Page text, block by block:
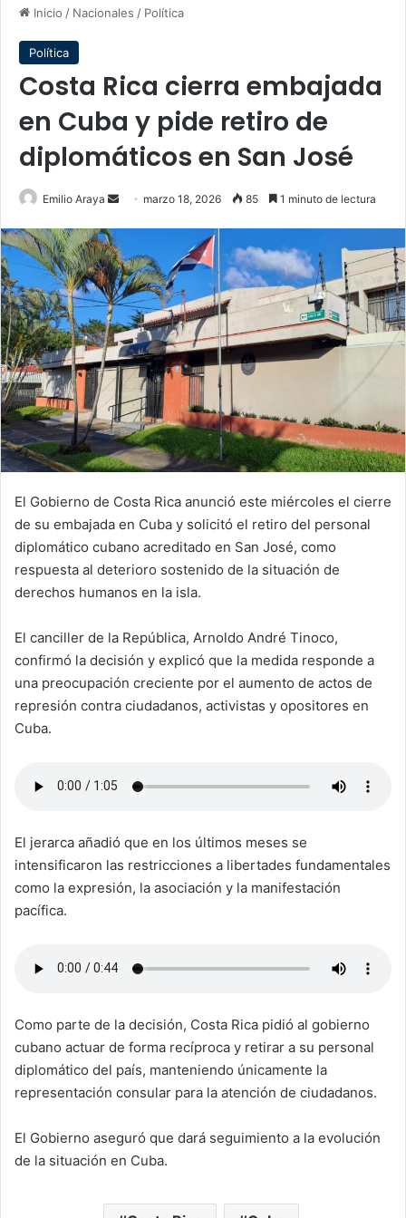
Inicio / Nacionales / Política
Política
Costa Rica cierra embajada
en Cuba y pide retiro de
diplomáticos en San José
Emilio Araya
Send
email
marzo 18, 2026 85 1 minuto de lectura
El Gobierno de Costa Rica anunció este miércoles el cierre
de su embajada en Cuba y solicitó el retiro del personal
diplomático cubano acreditado en San José, como
respuesta al deterioro sostenido de la situación de
derechos humanos en la isla.
El canciller de la República, Arnoldo André Tinoco,
confirmó la decisión y explicó que la medida responde a
una preocupación creciente por el aumento de actos de
represión contra ciudadanos, activistas y opositores en
Cuba.
El jerarca añadió que en los últimos meses se
intensificaron las restricciones a libertades fundamentales
como la expresión, la asociación y la manifestación
pacífica.
Como parte de la decisión, Costa Rica pidió al gobierno
cubano actuar de forma recíproca y retirar a su personal
diplomático del país, manteniendo únicamente la
representación consular para la atención de ciudadanos.
El Gobierno aseguró que dará seguimiento a la evolución
de la situación en Cuba.